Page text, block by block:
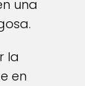
una
la
en